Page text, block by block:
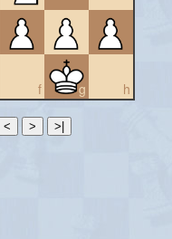
f g h
< > >|